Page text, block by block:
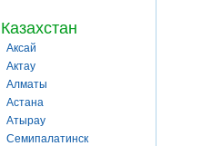
Казахстан
Аксай
Актау
Алматы
Астана
Атырау
Семипалатинск